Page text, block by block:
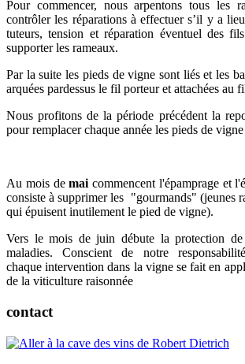
Pour commencer, nous arpentons tous les
contrôler les réparations à effectuer s’il y a
tuteurs, tension et réparation éventuel des
supporter les rameaux.
Par la suite les pieds de vigne sont liés et les
arquées pardessus le fil porteur et attachées au
Nous profitons de la période précédent la
pour remplacer chaque année les pieds de
Au mois demai commencent l'épamprage et
consiste à supprimer les "gourmands" (jeunes
qui épuisent inutilement le pied de vigne).
Vers le mois de juin débute la protection
maladies. Conscient de notre
chaque intervention dans la vigne se fait en
de la viticulture raisonnée
contact